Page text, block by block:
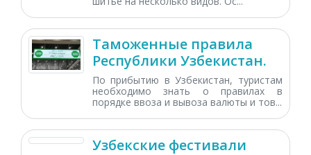
Таможенные правила
Республики Узбекистан.
По прибытию в Узбекистан, туристам
необходимо знать о правилах в
порядке ввоза и вывоза валюты и тов...
Узбекские фестивали